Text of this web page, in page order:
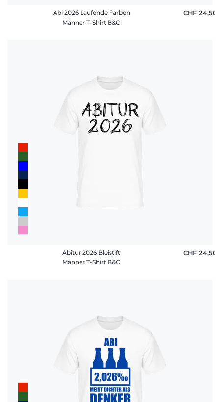
Abi 2026 Laufende Farben
Männer T-Shirt B&C
CHF 24,50
Abitur 2026 Bleistift
Männer T-Shirt B&C
CHF 24,50